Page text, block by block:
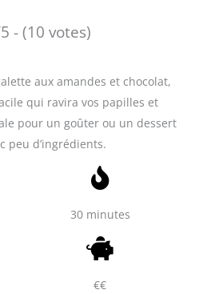
- (10 votes)
aux amandes et chocolat,
qui ravira vos papilles et
pour un goûter ou un dessert
peu d’ingrédients.
30 minutes
€€